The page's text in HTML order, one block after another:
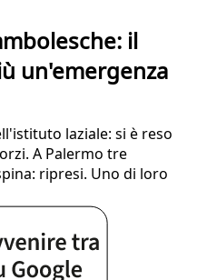
il
un'emergenza
laziale: si è reso
A Palermo tre
ripresi. Uno di loro